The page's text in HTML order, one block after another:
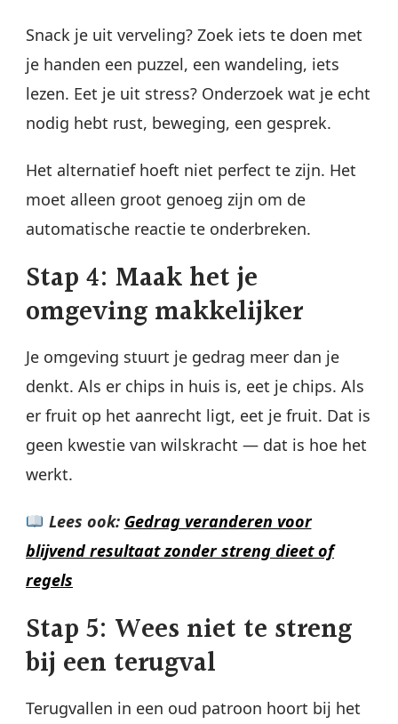
Snack je uit verveling? Zoek iets te doen met
je handen een puzzel, een wandeling, iets
lezen. Eet je uit stress? Onderzoek wat je echt
nodig hebt rust, beweging, een gesprek.
Het alternatief hoeft niet perfect te zijn. Het
moet alleen groot genoeg zijn om de
automatische reactie te onderbreken.
Stap 4: Maak het je
omgeving makkelijker
Je omgeving stuurt je gedrag meer dan je
denkt. Als er chips in huis is, eet je chips. Als
er fruit op het aanrecht ligt, eet je fruit. Dat is
geen kwestie van wilskracht — dat is hoe het
werkt.
Lees ook: Gedrag veranderen voor
blijvend resultaat zonder streng dieet of
regels
Stap 5: Wees niet te streng
bij een terugval
Terugvallen in een oud patroon hoort bij het